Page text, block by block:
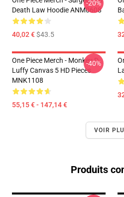
Death Law Hoodie ANM0608
40,02 €$43.5
-20%
One Piece Merch - Monkey D.
Luffy Canvas 5 HD Pieces
MNK1108
55,15 € - 147,14 €
-40%
VOIR
Produits